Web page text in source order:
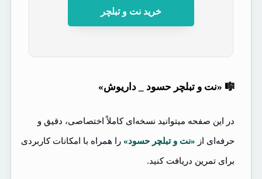
خرید نت و تبلچر
🎼 «نت و تبلچر حسود _ داریوش»
در این صفحه میتوانید نسخه‌ای کاملاً اختصاصی، دقیق و
حرفه‌ای از «نت و تبلچر حسود»را همراه با امکانات کاربردی
برای تمرین دریافت کنید.